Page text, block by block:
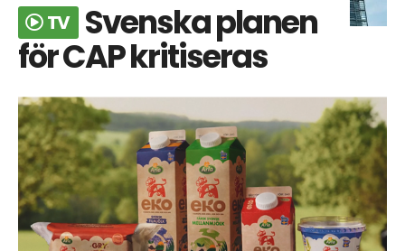
TV Svenska planen
för CAP kritiseras